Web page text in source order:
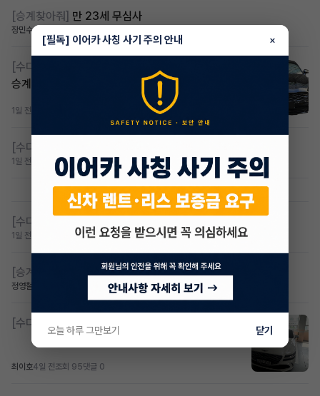
[승계찾아줘] 만 23세 무심사
장민수1일 전
[수다방]
23년식 k8 lpi 3.5 무심사 저신용 장기렌트
승계합니다
1일 전
[수다방]
1일 전 조회 45댓글 0
[수다방]
1일 전 댓글 0
[승계찾아줘] 무심사 차량구해요
정영철
[수다방] 제네시스 g80 3.5 4륜 거의 풀옵션 페이스
최이호4일 전조회 95댓글 0
[필독] 이어카 사칭 사기 주의 안내 ×
오늘 하루 그만보기 닫기